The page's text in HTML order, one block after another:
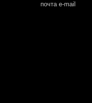
почта e-mail